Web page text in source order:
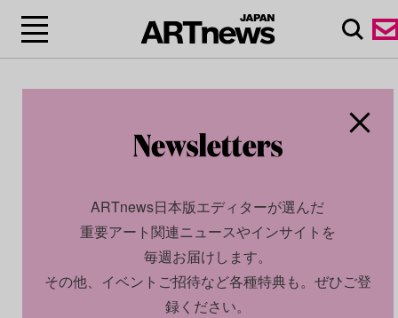
ARTnews日本版エディターが選んだ
重要アート関連ニュースやインサイトを
毎週お届けします。
その他、イベントご招待など各種特典も。ぜひご登
録ください。